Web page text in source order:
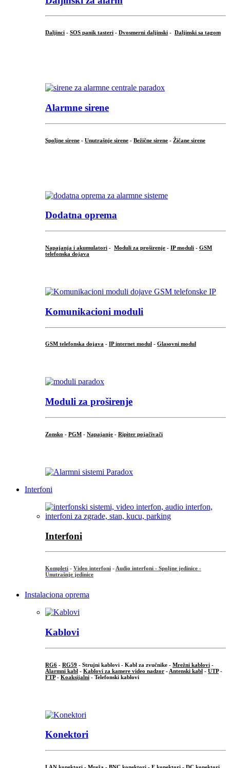
Daljinci - SOS panik tasteri - Dvosmerni daljinski - Daljinski sa tagom
Alarmne sirene
Spoljne sirene - Unutrašnje sirene - Bežične sirene - Žičane sirene
Dodatna oprema
Napajanja i akumulatori - Moduli za proširenje - IP moduli - GSM
telefonska dojava
Komunikacioni moduli
GSM telefonska dojava - IP internet modul - Glasovni modul
Moduli za proširenje
Zonsko - PGM - Napajanje - Ripiter pojačivači
Interfoni
Interfoni
Kompleti - Video interfoni - Audio interfoni - Spoljne jedinice -
Unutrašnje jedinice
Instalaciona oprema
Kablovi
RG6 - RG59 - Strujni kablovi - Kabl za zvučnike - Mrežni kablovi -
Alarmni kabl - Kablovi za kamere video nadzor - Antenski kabl - UTP-
FTP- Koaksijalni - Telefonski kablovi
Konektori